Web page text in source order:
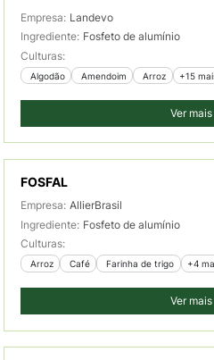
Empresa: Landevo
Ingrediente: Fosfeto de alumínio
Culturas:
Algodão Amendoim Arroz +15
Ver mais
FOSFAL
Empresa: AllierBrasil
Ingrediente: Fosfeto de alumínio
Culturas:
Arroz Café Farinha de trigo +4
Ver mais